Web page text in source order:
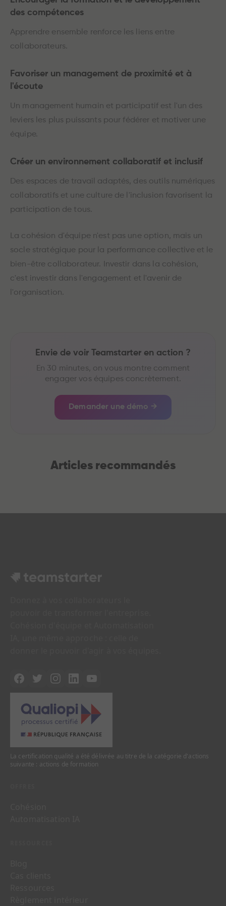
des compétences
Apprendre ensemble renforce les liens entre
collaborateurs.
Favoriser un management de proximité et à
l'écoute
Un management humain et participatif est l'un des
leviers les plus puissants pour fédérer et motiver une
équipe.
Créer un environnement collaboratif et inclusif
Des espaces de travail adaptés, des outils numériques
collaboratifs et une culture de l'inclusion favorisent la
participation de tous.
La cohésion d'équipe n'est pas une option, mais un
socle stratégique pour la performance collective et le
bien-être collaborateur. Investir dans la cohésion,
c'est investir dans l'engagement et l'avenir de
l'organisation.
Envie de voir Teamstarter en action ?
En 30 minutes, on vous montre comment
engager vos équipes concrètement.
Demander une démo →
Articles recommandés
La certification qualité a été délivrée au titre de la catégorie d'actions
suivante : actions de formation